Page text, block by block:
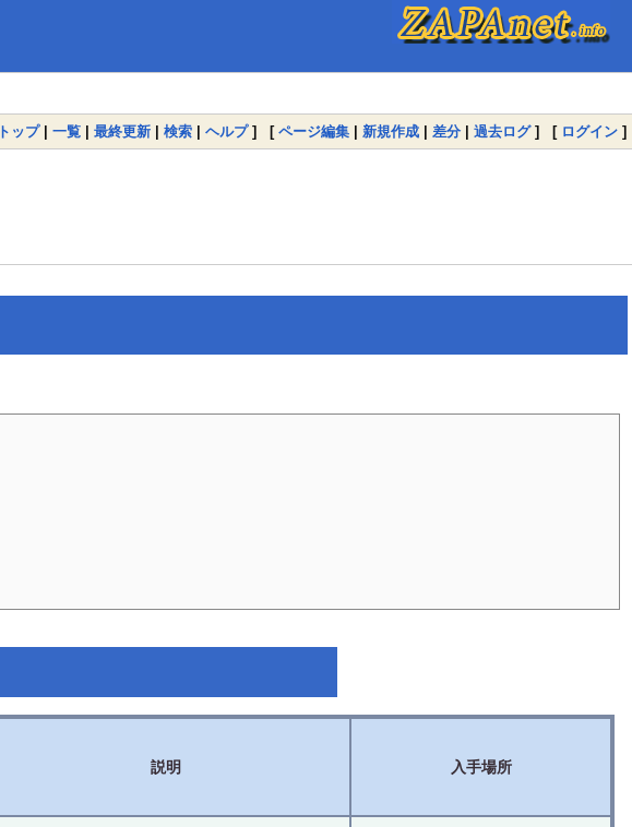
トップ| 一覧 | 最終更新 | 検索 | ヘルプ] [ ページ編集 | 新規作成 | 差分 | 過去ログ] [ ログイン ]
説明 入手場所